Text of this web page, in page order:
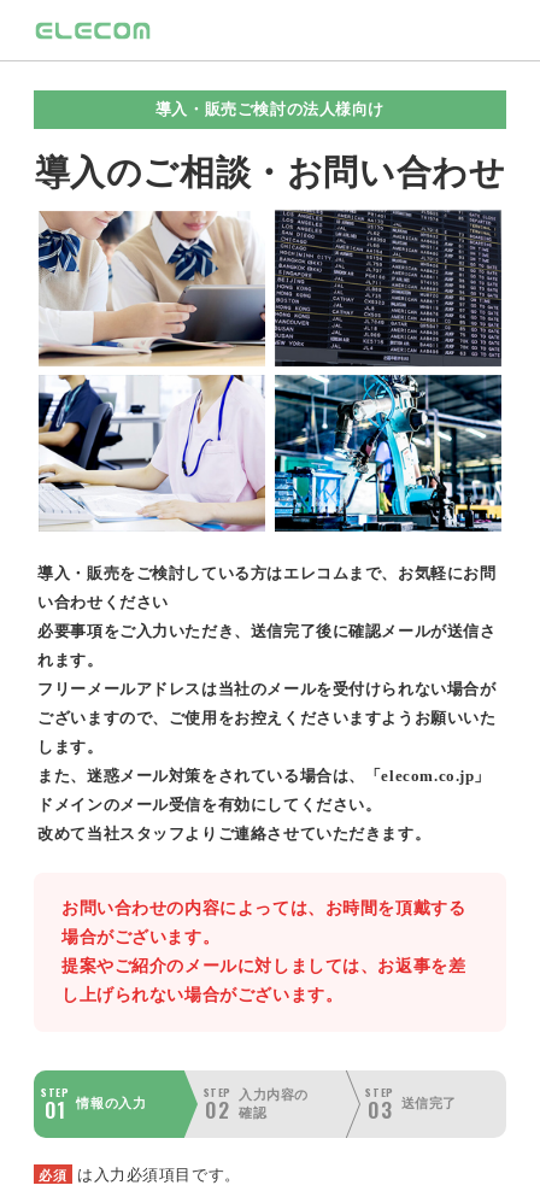
導入・販売ご検討の法人様向け
導入のご相談・お問い合わせ
導入・販売をご検討している方はエレコムまで、お気軽にお問
い合わせください
必要事項をご入力いただき、送信完了後に確認メールが送信さ
れます。
フリーメールアドレスは当社のメールを受付けられない場合が
ございますので、ご使用をお控えくださいますようお願いいた
します。
また、迷惑メール対策をされている場合は、「elecom.co.jp」
ドメインのメール受信を有効にしてください。
改めて当社スタッフよりご連絡させていただきます。
お問い合わせの内容によっては、お時間を頂戴する
場合がございます。
提案やご紹介のメールに対しましては、お返事を差
し上げられない場合がございます。
STEP
01 情報の入力
STEP
02
入力内容の
確認
STEP
03 送信完了
必須 は入力必須項目です。